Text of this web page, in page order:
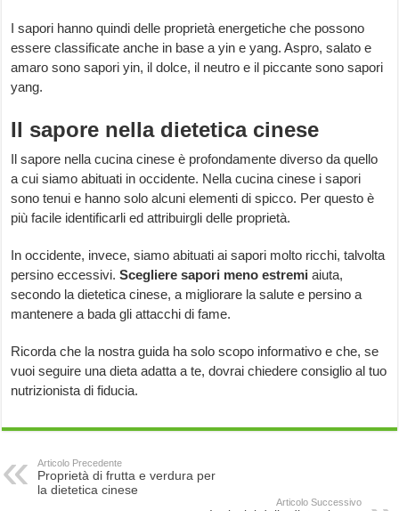
I sapori hanno quindi delle proprietà energetiche che possono
essere classificate anche in base a yin e yang. Aspro, salato e
amaro sono sapori yin, il dolce, il neutro e il piccante sono sapori
yang.
Il sapore nella dietetica cinese
Il sapore nella cucina cinese è profondamente diverso da quello
a cui siamo abituati in occidente. Nella cucina cinese i sapori
sono tenui e hanno solo alcuni elementi di spicco. Per questo è
più facile identificarli ed attribuirgli delle proprietà.
In occidente, invece, siamo abituati ai sapori molto ricchi, talvolta
persino eccessivi.Scegliere sapori meno estremi aiuta,
secondo la dietetica cinese, a migliorare la salute e persino a
mantenere a bada gli attacchi di fame.
Ricorda che la nostra guida ha solo scopo informativo e che, se
vuoi seguire una dieta adatta a te, dovrai chiedere consiglio al tuo
nutrizionista di fiducia.
Articolo Precedente
Proprietà di frutta e verdura per
la dietetica cinese
Articolo Successivo